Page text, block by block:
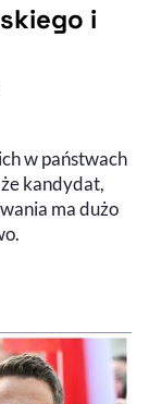
i
w państwach
kandydat,
ma dużo